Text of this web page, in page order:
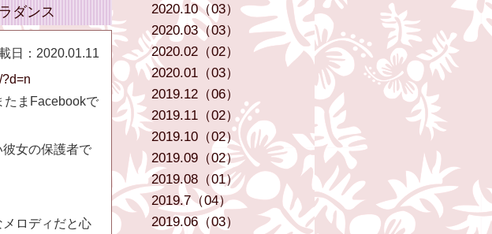
ダンス
日： 2020.01.11
たまFacebookで
女の保護者で
ロディだと心
2020.10（03）
2020.03（03）
2020.02（02）
2020.01（03）
2019.12（06）
2019.11（02）
2019.10（02）
2019.09（02）
2019.08（01）
2019.7（04）
2019.06（03）